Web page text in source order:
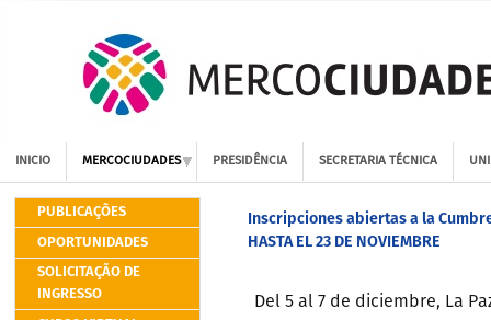
INICIO MERCOCIUDADES PRESIDÊNCIA SECRETARIA TÉCNICA
PUBLICAÇÕES
OPORTUNIDADES
SOLICITAÇÃO DE
INGRESSO
Inscripciones abiertas a la
HASTA EL 23 DE NOVIEMBRE
Del 5 al 7 de diciembre, La